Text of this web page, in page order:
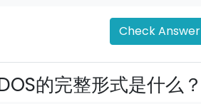
Check Answer
的完整形式是什么？